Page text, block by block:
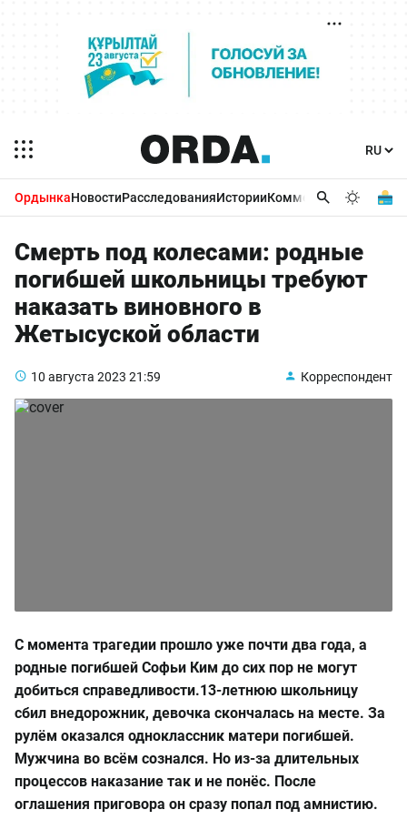
ОрдынкаНовостиРасследованияИсторииКомментарииБизнес
Смерть под колесами: родные
погибшей школьницы требуют
наказать виновного в
Жетысуской области
10 августа 2023 21:59 Корреспондент
С момента трагедии прошло уже почти два года, а
родные погибшей Софьи Ким до сих пор не могут
добиться справедливости.13-летнюю школьницу
сбил внедорожник, девочка скончалась на месте. За
рулём оказался одноклассник матери погибшей.
Мужчина во всём сознался. Но из-за длительных
процессов наказание так и не понёс. После
оглашения приговора он сразу попал под амнистию.